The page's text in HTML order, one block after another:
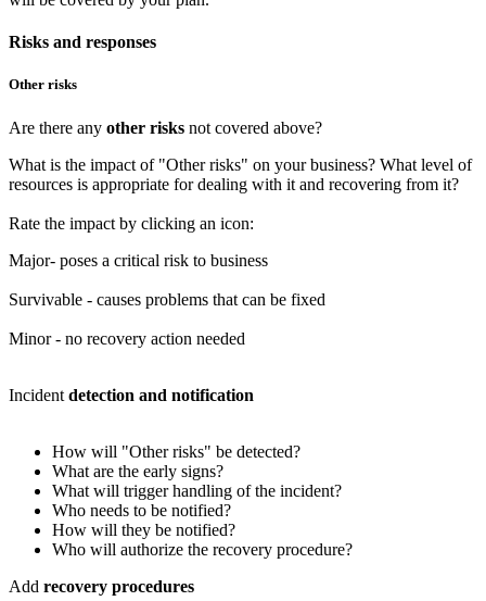
Risks and responses
Other risks
Are there any other risks not covered above?
What is the impact of "Other risks" on your business? What level of
resources is appropriate for dealing with it and recovering from it?
Rate the impact by clicking an icon:
Major- poses a critical risk to business
Survivable - causes problems that can be fixed
Minor - no recovery action needed
Incident detection and notification
How will "Other risks" be detected?
What are the early signs?
What will trigger handling of the incident?
Who needs to be notified?
How will they be notified?
Who will authorize the recovery procedure?
Add recovery procedures